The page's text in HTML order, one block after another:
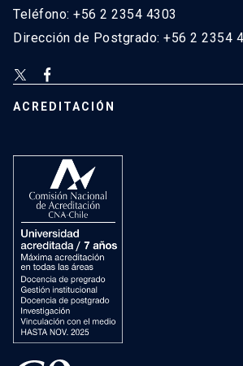
Teléfono: +56 2 2354 4303
Dirección de Postgrado: +56 2 2354
ACREDITACIÓN